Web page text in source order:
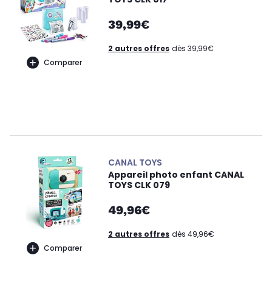
Comparer
39,99€
2 autres offres dès 39,99€
Comparer
CANAL TOYS
Appareil photo enfant CANAL
TOYS CLK 079
49,96€
2 autres offres dès 49,96€